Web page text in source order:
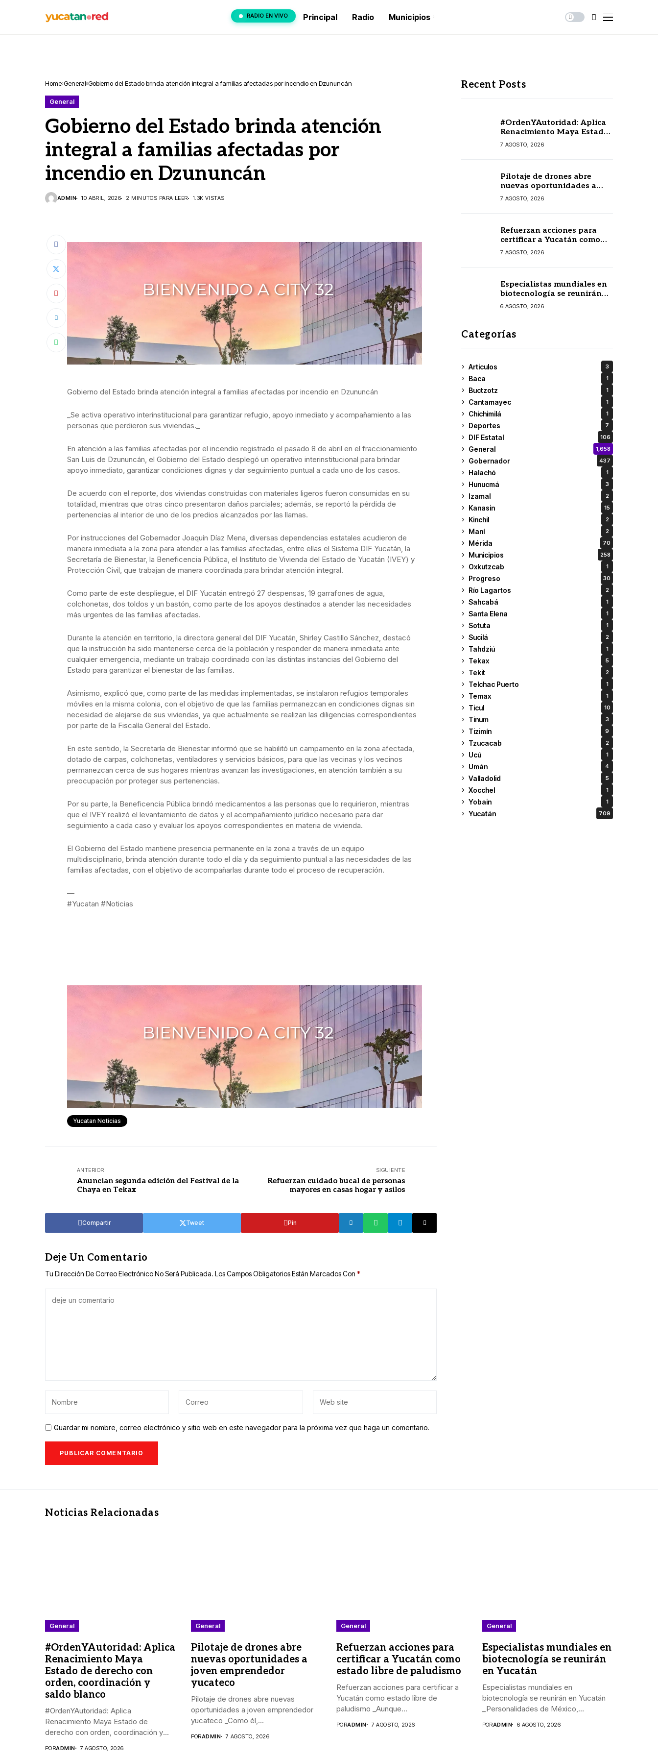
RADIO EN VIVO Principal Radio Municipios
Home General Gobierno del Estado brinda atención integral a familias afectadas por incendio en Dzununcán
General
Gobierno del Estado brinda atención
integral a familias afectadas por
incendio en Dzununcán
ADMIN 10 ABRIL, 2026 2 MINUTOS PARA LEER 1.3K VISTAS
Gobierno del Estado brinda atención integral a familias afectadas por incendio en Dzununcán
_Se activa operativo interinstitucional para garantizar refugio, apoyo inmediato y acompañamiento a las
personas que perdieron sus viviendas._
En atención a las familias afectadas por el incendio registrado el pasado 8 de abril en el fraccionamiento
San Luis de Dzununcán, el Gobierno del Estado desplegó un operativo interinstitucional para brindar
apoyo inmediato, garantizar condiciones dignas y dar seguimiento puntual a cada uno de los casos.
De acuerdo con el reporte, dos viviendas construidas con materiales ligeros fueron consumidas en su
totalidad, mientras que otras cinco presentaron daños parciales; además, se reportó la pérdida de
pertenencias al interior de uno de los predios alcanzados por las llamas.
Por instrucciones del Gobernador Joaquín Díaz Mena, diversas dependencias estatales acudieron de
manera inmediata a la zona para atender a las familias afectadas, entre ellas el Sistema DIF Yucatán, la
Secretaría de Bienestar, la Beneficencia Pública, el Instituto de Vivienda del Estado de Yucatán (IVEY) y
Protección Civil, que trabajan de manera coordinada para brindar atención integral.
Como parte de este despliegue, el DIF Yucatán entregó 27 despensas, 19 garrafones de agua,
colchonetas, dos toldos y un bastón, como parte de los apoyos destinados a atender las necesidades
más urgentes de las familias afectadas.
Durante la atención en territorio, la directora general del DIF Yucatán, Shirley Castillo Sánchez, destacó
que la instrucción ha sido mantenerse cerca de la población y responder de manera inmediata ante
cualquier emergencia, mediante un trabajo coordinado con las distintas instancias del Gobierno del
Estado para garantizar el bienestar de las familias.
Asimismo, explicó que, como parte de las medidas implementadas, se instalaron refugios temporales
móviles en la misma colonia, con el objetivo de que las familias permanezcan en condiciones dignas sin
necesidad de alejarse de sus viviendas, ya que actualmente se realizan las diligencias correspondientes
por parte de la Fiscalía General del Estado.
En este sentido, la Secretaría de Bienestar informó que se habilitó un campamento en la zona afectada,
dotado de carpas, colchonetas, ventiladores y servicios básicos, para que las vecinas y los vecinos
permanezcan cerca de sus hogares mientras avanzan las investigaciones, en atención también a su
preocupación por proteger sus pertenencias.
Por su parte, la Beneficencia Pública brindó medicamentos a las personas que lo requirieron, mientras
que el IVEY realizó el levantamiento de datos y el acompañamiento jurídico necesario para dar
seguimiento a cada caso y evaluar los apoyos correspondientes en materia de vivienda.
El Gobierno del Estado mantiene presencia permanente en la zona a través de un equipo
multidisciplinario, brinda atención durante todo el día y da seguimiento puntual a las necesidades de las
familias afectadas, con el objetivo de acompañarlas durante todo el proceso de recuperación.
—
#Yucatan #Noticias
Yucatan Noticias
ANTERIOR
Anuncian segunda edición del Festival de la
Chaya en Tekax
SIGUIENTE
Refuerzan cuidado bucal de personas
mayores en casas hogar y asilos
Compartir Tweet Pin
Deje Un Comentario
Tu Dirección De Correo Electrónico No Será Publicada. Los Campos Obligatorios Están Marcados Con *
Guardar mi nombre, correo electrónico y sitio web en este navegador para la próxima vez que haga un comentario.
Recent Posts
#OrdenYAutoridad: Aplica
Renacimiento Maya Estado
de derecho con orden,
coordinación y saldo blanco
7 AGOSTO, 2026
Pilotaje de drones abre
nuevas oportunidades a
joven emprendedor
yucateco
7 AGOSTO, 2026
Refuerzan acciones para
certificar a Yucatán como
estado libre de paludismo
7 AGOSTO, 2026
Especialistas mundiales en
biotecnología se reunirán
en Yucatán
6 AGOSTO, 2026
Categorías
Articulos 3
Baca 1
Buctzotz 1
Cantamayec 1
Chichimilá 1
Deportes 7
DIF Estatal 106
General 1,658
Gobernador 437
Halachó 1
Hunucmá 3
Izamal 2
Kanasin 15
Kinchil 2
Maní 2
Mérida 70
Municipios 258
Oxkutzcab 1
Progreso 30
Río Lagartos 2
Sahcabá 1
Santa Elena 1
Sotuta 1
Sucilá 2
Tahdziú 1
Tekax 5
Tekit 2
Telchac Puerto 1
Temax 1
Ticul 10
Tinum 3
Tizimín 9
Tzucacab 2
Ucú 1
Umán 4
Valladolid 5
Xocchel 1
Yobain 1
Yucatán 709
Noticias Relacionadas
General
#OrdenYAutoridad: Aplica
Renacimiento Maya
Estado de derecho con
orden, coordinación y
saldo blanco
#OrdenYAutoridad: Aplica
Renacimiento Maya Estado de
derecho con orden, coordinación y
PORADMIN 7 AGOSTO, 2026
General
Pilotaje de drones abre
nuevas oportunidades a
joven emprendedor
yucateco
Pilotaje de drones abre nuevas
oportunidades a joven emprendedor
yucateco _Como él,...
PORADMIN 7 AGOSTO, 2026
General
Refuerzan acciones para
certificar a Yucatán como
estado libre de paludismo
Refuerzan acciones para certificar a
Yucatán como estado libre de
paludismo _Aunque...
PORADMIN 7 AGOSTO, 2026
General
Especialistas mundiales en
biotecnología se reunirán
en Yucatán
Especialistas mundiales en
biotecnología se reunirán en Yucatán
_Personalidades de México,
PORADMIN 6 AGOSTO, 2026